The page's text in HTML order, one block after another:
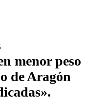
menor peso
de Aragón